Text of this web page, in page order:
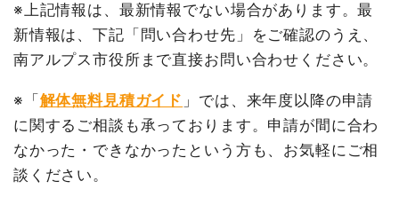
※上記情報は、最新情報でない場合があります。最
新情報は、下記「問い合わせ先」をご確認のうえ、
南アルプス市役所まで直接お問い合わせください。
※「解体無料見積ガイド 」では、来年度以降の申請
に関するご相談も承っております。申請が間に合わ
なかった・できなかったという方も、お気軽にご相
談ください。